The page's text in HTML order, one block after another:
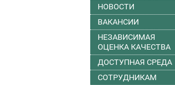
НОВОСТИ
ВАКАНСИИ
НЕЗАВИСИМАЯ
ОЦЕНКА КАЧЕСТВА
ДОСТУПНАЯ СРЕДА
СОТРУДНИКАМ